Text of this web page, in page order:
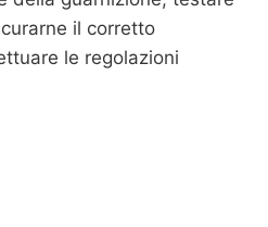
il corretto
le regolazioni